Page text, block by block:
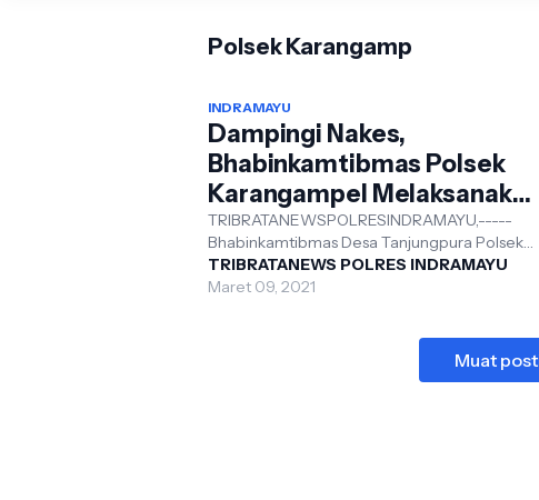
Polsek Karangamp
INDRAMAYU
Dampingi Nakes,
Bhabinkamtibmas Polsek
Karangampel Melaksanakan
Giat 3T
TRIBRATANEWSPOLRESINDRAMAYU,-----
Bhabinkamtibmas Desa Tanjungpura Polsek
Karangampel jajaran Polres Indramayu Polda
Jabar Bripka Jeklin.S ...
TRIBRATANEWS POLRES INDRAMAYU
Maret 09, 2021
Muat